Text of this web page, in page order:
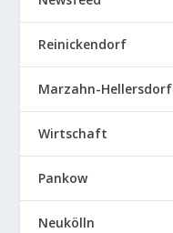
Reinickendorf
Marzahn-Hellersdorf
Wirtschaft
Pankow
Neukölln